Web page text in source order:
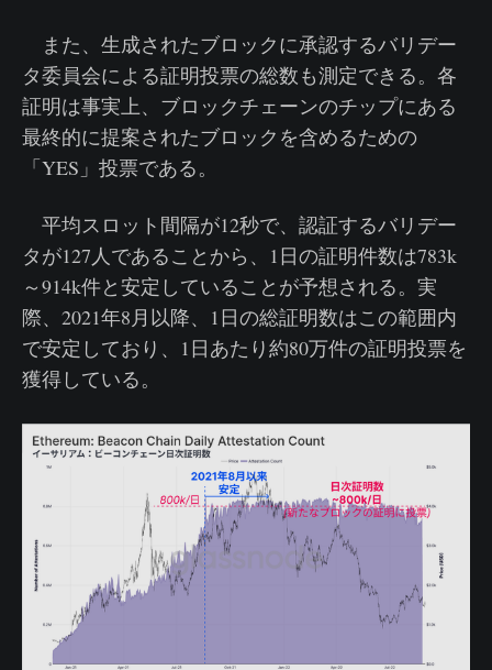
また、生成されたブロックに承認するバリデー
タ委員会による証明投票の総数も測定できる。各
証明は事実上、ブロックチェーンのチップにある
最終的に提案されたブロックを含めるための
「YES」投票である。
平均スロット間隔が12秒で、認証するバリデー
タが127人であることから、1日の証明件数は783k
～914k件と安定していることが予想される。実
際、2021年8月以降、1日の総証明数はこの範囲内
で安定しており、1日あたり約80万件の証明投票を
獲得している。